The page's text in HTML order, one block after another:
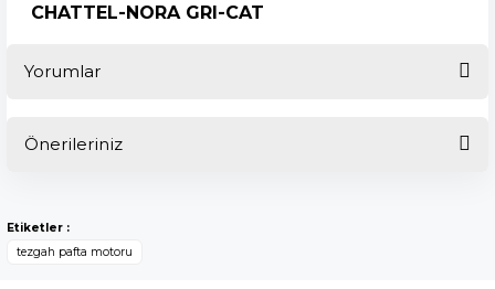
CHATTEL-NORA GRI-CAT
Yorumlar
Önerileriniz
kullanarak tarafımıza iletebilirsiniz.
Görüş ve önerileriniz için teşekkür ederiz.
Etiketler :
tezgah pafta motoru